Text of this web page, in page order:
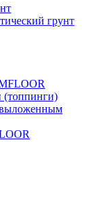
грунт
(топпинги)